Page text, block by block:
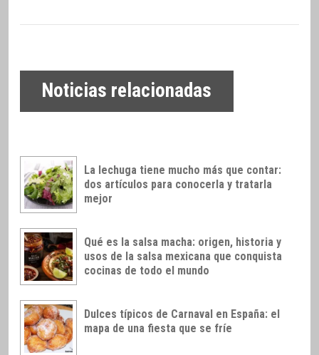
Noticias relacionadas
La lechuga tiene mucho más que contar:
dos artículos para conocerla y tratarla
mejor
Qué es la salsa macha: origen, historia y
usos de la salsa mexicana que conquista
cocinas de todo el mundo
Dulces típicos de Carnaval en España: el
mapa de una fiesta que se fríe